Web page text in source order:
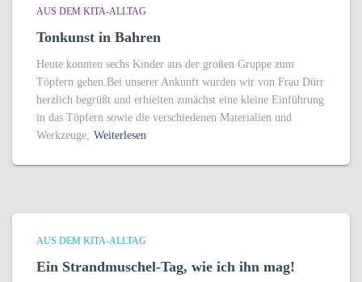
AUS DEM KITA-ALLTAG
Tonkunst in Bahren
Heute konnten sechs Kinder aus der großen Gruppe zum
Töpfern gehen.Bei unserer Ankunft wurden wir von Frau Dürr
herzlich begrüßt und erhielten zunächst eine kleine Einführung
in das Töpfern sowie die verschiedenen Materialien und
Werkzeuge, Weiterlesen
AUS DEM KITA-ALLTAG
Ein Strandmuschel-Tag, wie ich ihn mag!